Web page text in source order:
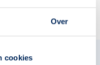
Over
cookies